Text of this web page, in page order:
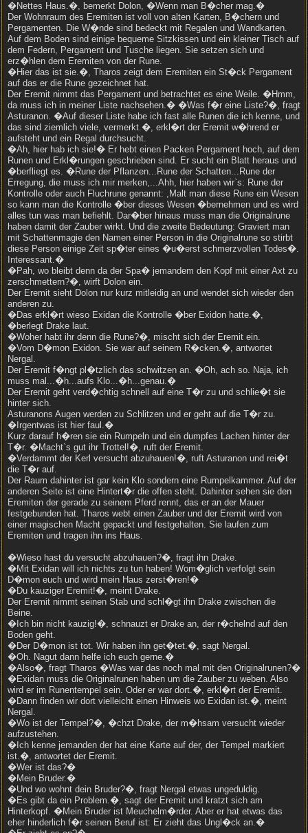
�Nettes Haus.�, bemerkt Dolon, �Wenn man B�cher mag.�
Der Wohnraum des Eremiten ist voll von alten Karten, B�chern und
Pergamenten. Die W�nde sind bedeckt mit Regalen und Wandkarten.
Auf dem Boden sind einige bequeme Sitzkissen und ein kleiner Tisch auf
dem Federn, Pergament und Tusche liegen. Sie setzen sich und
erz�hlen dem Eremiten von der Rune.
�Hier das ist sie.�, Tharos zeigt dem Eremiten ein St�ck Pergament
auf das er die Rune gezeichnet hat.
Der Eremit nimmt das Pergament und betrachtet es eine Weile. �Hmm,
da muss ich in meiner Liste nachsehen.� �Was f�r eine Liste?�, fragt
Asturanon. �Auf dieser Liste habe ich fast alle Runen die ich kenne, und
das sind ziemlich viele, vermerkt.�, erkl�rt der Eremit w�hrend er
aufsteht und ein Regal durchsucht.
�Ah, hier hab ich sie!� Er hebt einen Packen Pergament hoch, auf dem
Runen und Erkl�rungen geschrieben sind. Er sucht ein Blatt heraus und
�berfliegt es. �Rune der Pflanzen...Rune der Schatten...Rune der
Erregung, die muss ich mir merken,...Ahh, hier haben wir`s: Rune der
Kontrolle oder auch Fluchrune genannt: ,Malt man diese Rune ein Wesen
so kann man die Kontrolle �ber dieses Wesen �bernehmen und es wird
alles tun was man befiehlt. Dar�ber hinaus muss man die Originalrune
haben damit der Zauber wirkt. Und die zweite Bedeutung: Graviert man
mit Schattenmagie den Namen einer Person in die Originalrune so stirbt
diese Person einige Zeit sp�ter eines �u�erst schmerzvollen Todes�.
Interessant.�
�Pah, wo bleibt denn da der Spa� jemandem den Kopf mit einer Axt zu
zerschmettern?�, wirft Dolon ein.
Der Eremit sieht Dolon nur kurz mitleidig an und wendet sich wieder den
anderen zu.
�Das erkl�rt wieso Exidan die Kontrolle �ber Exidon hatte.�,
�berlegt Drake laut.
�Woher habt ihr denn die Rune?�, mischt sich der Eremit ein.
�Vom D�mon Exidon. Sie war auf seinem R�cken.�, antwortet
Nergal.
Der Eremit f�ngt pl�tzlich das schwitzen an. �Oh, ach so. Naja, ich
muss mal...�h...aufs Klo...�h...genau.�
Der Eremit geht verd�chtig schnell auf eine T�r zu und schlie�t sie
hinter sich.
Asturanons Augen werden zu Schlitzen und er geht auf die T�r zu.
�Irgentwas ist hier faul.�
Kurz darauf h�ren sie ein Rumpeln und ein dumpfes Lachen hinter der
T�r. �Macht`s gut ihr Trottel!�, ruft der Eremit.
�Verdammt der Kerl versucht abzuhauen!�, ruft Asturanon und rei�t
die T�r auf.
Der Raum dahinter ist gar kein Klo sondern eine Rumpelkammer. Auf der
anderen Seite ist eine Hintert�r die offen steht. Dahinter sehen sie den
Eremiten der gerade zu seinem Pferd rennt, das er an der Mauer
festgebunden hat. Tharos webt einen Zauber und der Eremit wird von
einer magischen Macht gepackt und festgehalten. Sie laufen zum
Eremiten und tragen ihn ins Haus.
�Wieso hast du versucht abzuhauen?�, fragt ihn Drake.
�Mit Exidan will ich nichts zu tun haben! Wom�glich verfolgt sein
D�mon euch und wird mein Haus zerst�ren!�
�Du kauziger Eremit!�, meint Drake.
Der Eremit nimmt seinen Stab und schl�gt ihn Drake zwischen die
Beine.
�Ich bin nicht kauzig!�, schnauzt er Drake an, der r�chelnd auf den
Boden geht.
�Der D�mon ist tot. Wir haben ihn get�tet.�, sagt Nergal.
�Oh. Nagut dann helfe ich euch gerne.�
�Also�, fragt Tharos �Was war das noch mal mit den Originalrunen?�
�Exidan muss die Originalrunen haben um die Zauber zu weben. Also
wird er im Runentempel sein. Oder er war dort.�, erkl�rt der Eremit.
�Dann finden wir dort vielleicht einen Hinweis wo Exidan ist.�, meint
Nergal.
�Wo ist der Tempel?�, �chzt Drake, der m�hsam versucht wieder
aufzustehen.
�Ich kenne jemanden der hat eine Karte auf der, der Tempel markiert
ist.�, antwortet der Eremit.
�Wer ist das?�
�Mein Bruder.�
�Und wo wohnt dein Bruder?�, fragt Nergal etwas ungeduldig.
�Es gibt da ein Problem.�, sagt der Eremit und kratzt sich am
Hinterkopf. �Mein Bruder ist Meuchelm�rder. Aber er hat etwas das
eher hinderlich f�r seinen Beruf ist: Er zieht das Ungl�ck an.�